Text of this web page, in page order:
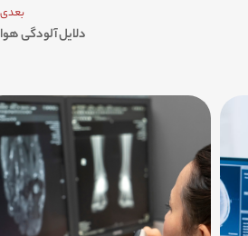
بعدی
دلایل آلودگی هوا